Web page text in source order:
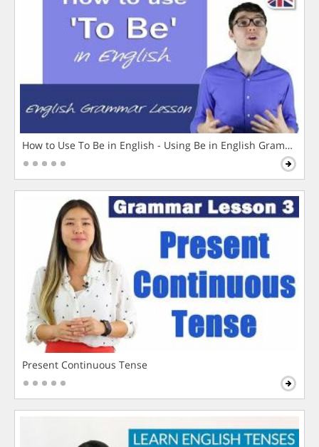
How to Use To Be in English - Using Be in English Grammar
Present Continuous Tense